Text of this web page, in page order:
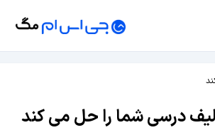
درسی شما را حل می کند